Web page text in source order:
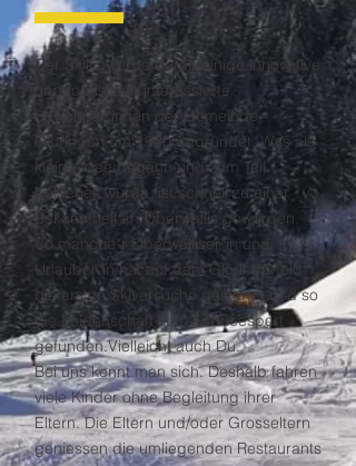
Der Skilift wurde durch einige innovative
und touristisch interessierte
Bewohner*innen der Gemeinde
Gluringen um 1960gegründet. Was als
kleine Idee begann und zum Teil
belächelt wurde, ist schnell zu einer
Bekanntheit im Oberwallis geworden.
So manche*r Oberwalliser*in und
Urlauber*in hat auf dem Gluringerfeld
die ersten Skiversuche gestartet und so
die Leidenschaft zum Schneesport
gefunden.Vielleicht auch Du.
Bei uns kennt man sich. Deshalb fahren
viele Kinder ohne Begleitung ihrer
Eltern. Die Eltern und/oder Grosseltern
geniessen die umliegenden Restaurants